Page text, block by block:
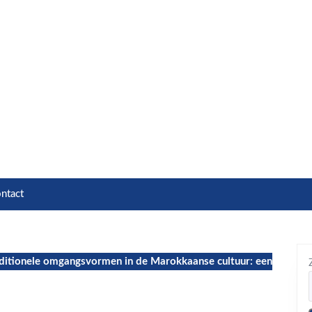
omgangsvormen in de Marokkaanse cultuur: een